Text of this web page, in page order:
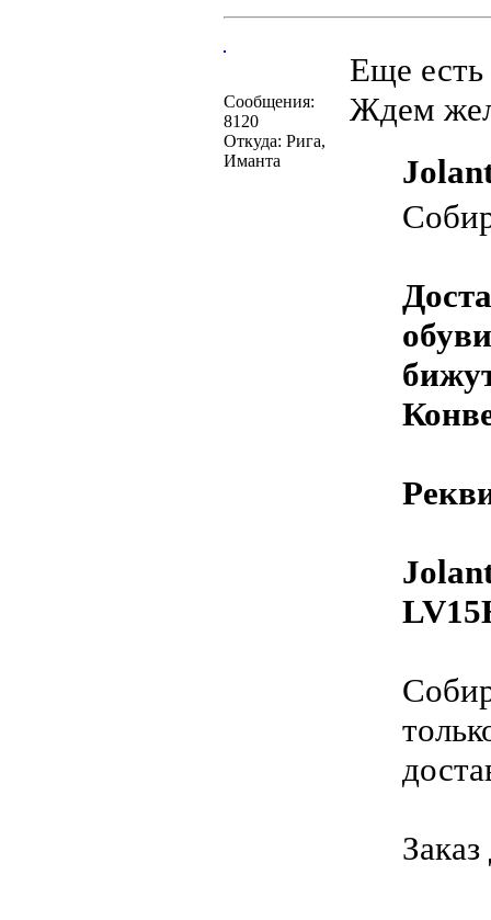
Сообщения:
8120
Откуда: Рига,
Иманта
Еще есть
Ждем